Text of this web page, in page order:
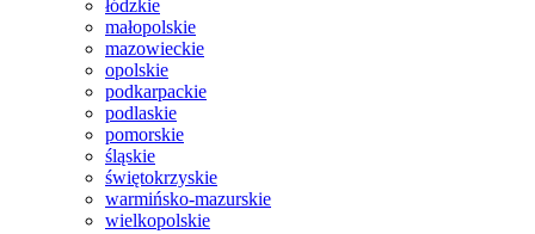
łódzkie
małopolskie
mazowieckie
opolskie
podkarpackie
podlaskie
pomorskie
śląskie
świętokrzyskie
warmińsko-mazurskie
wielkopolskie